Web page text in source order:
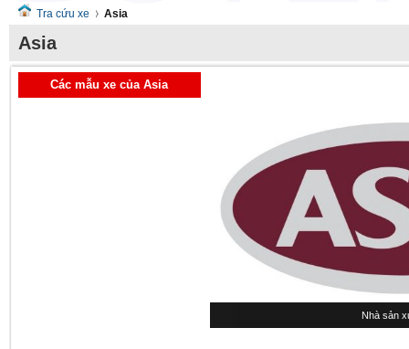
Tra cứu xe Asia
Asia
Các mẫu xe của Asia
Nhà sản